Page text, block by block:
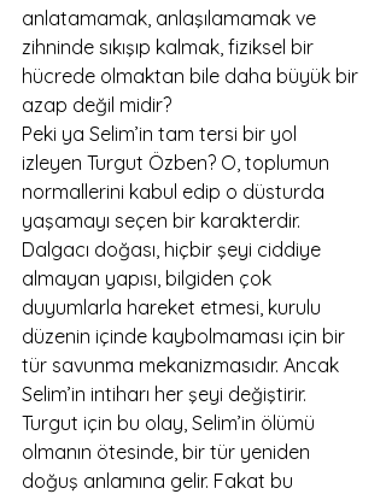
anlatamamak, anlaşılamamak ve
zihninde sıkışıp kalmak, fiziksel bir
hücrede olmaktan bile daha büyük bir
azap değil midir?
Peki ya Selim’in tam tersi bir yol
izleyen Turgut Özben? O, toplumun
normallerini kabul edip o düsturda
yaşamayı seçen bir karakterdir.
Dalgacı doğası, hiçbir şeyi ciddiye
almayan yapısı, bilgiden çok
duyumlarla hareket etmesi, kurulu
düzenin içinde kaybolmaması için bir
tür savunma mekanizmasıdır. Ancak
Selim’in intiharı her şeyi değiştirir.
Turgut için bu olay, Selim’in ölümü
olmanın ötesinde, bir tür yeniden
doğuş anlamına gelir. Fakat bu